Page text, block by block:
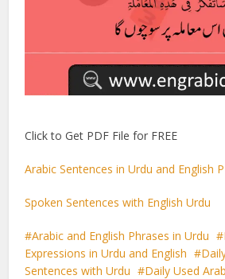
Click to Get PDF File for FREE
Arabic Sentences in Urdu and English
Spoken Sentences with English Urdu
Arabic and English Phrases in Urdu
Expressions in Urdu and English
Sentences with Urdu
Daily Used